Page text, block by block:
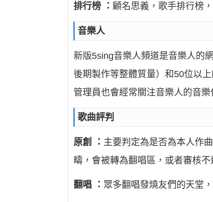
排行榜 ： 顧名思義，歌手排行榜
音樂人
新版5sing音樂人頻道是音樂人的
後期製作等整體質量）和50位以
管理員也會經常關注音樂人的音
歌曲評判
原創 ： 主要判定為是否為本人作
疇，會被轉為翻唱區，或者審核不
翻唱 ： 眾多翻唱發燒友們的天堂